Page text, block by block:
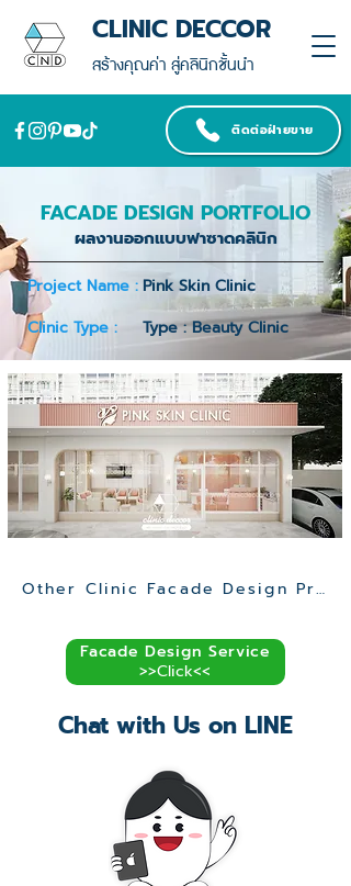
สร้างคุณค่า สู่คลินิกชั้นนำ
CLINIC DECCOR
ติดต่อฝ่ายขาย
FACADE DESIGN PORTFOLIO
ผลงานออกแบบฟาซาดคลินิก
Project Name : Pink Skin Clinic
Clinic Type :
Type : Beauty Clinic
Other Clinic Facade Design Projects >>
Facade Design Service
>>Click<<
Chat with Us on LINE